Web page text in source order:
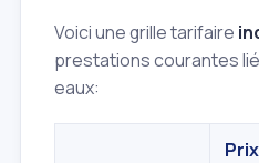
Voici une grille tarifaire
prestations courantes
eaux:
Prix